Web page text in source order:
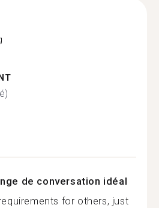
de conversation idéal
for others, just